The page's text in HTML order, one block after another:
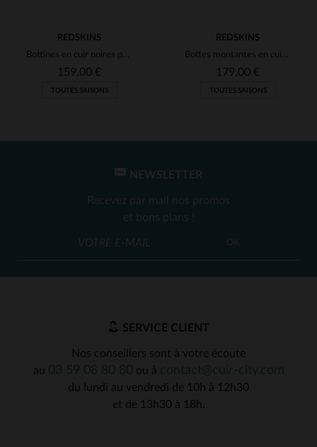
REDSKINS
Bottines en cuir noires pour femme
159,00 €
TOUTES SAISONS
REDSKINS
Bottes montantes en cuir velours marron
179,00 €
TOUTES SAISONS
NEWSLETTER
Recevez par mail nos promos
et bons plans !
OK
SERVICE CLIENT
Nos conseillers sont à votre écoute
au
ou à
du lundi au vendredi de 10h à 12h30
et de 13h30 à 18h.